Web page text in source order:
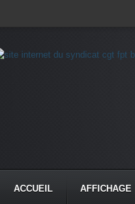
ACCUEIL AFFICHAGE